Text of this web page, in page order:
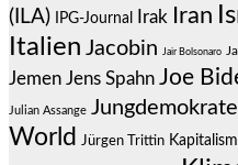
(ILA)
IPG-Journal Irak Iran
Italien Jacobin Jair Bolsonaro
Jemen Jens Spahn Joe
Julian Assange
World Jürgen Trittin